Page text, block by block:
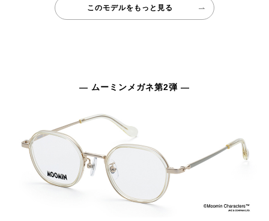
このモデルをもっと見る
— ムーミンメガネ第2弾 —